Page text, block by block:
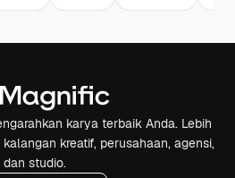
karya terbaik Anda. Lebih
kreatif, perusahaan, agensi,
dan studio.